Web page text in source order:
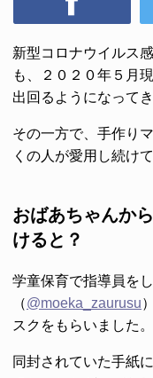
新型コロナウイルス
も、２０２０年５月
出回るようになってき
その一方で、手作り
くの人が愛用し続けて
おばあちゃんか
けると？
学童保育で指導員を
（@moeka_zaurusu
スクをもらいました。
同封されていた手紙